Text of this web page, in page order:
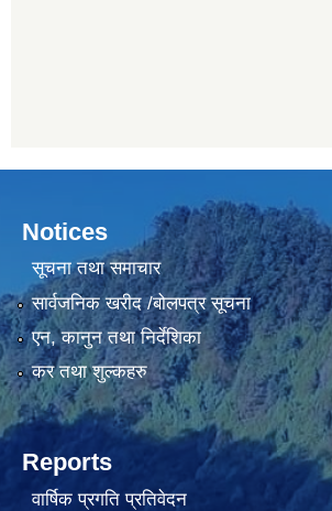
Notices
सूचना तथा समाचार
सार्वजनिक खरीद /बोलपत्र सूचना
एन, कानुन तथा निर्देशिका
कर तथा शुल्कहरु
Reports
वार्षिक प्रगति प्रतिवेदन